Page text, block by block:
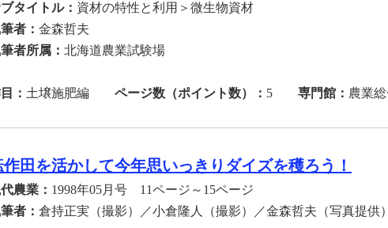
タイトル： 資材の特性と利用＞微生物資材
者： 金森哲夫
者所属： 北海道農業試験場
： 土壌施肥編 ページ数（ポイント数）： 5 専門館： 農業
作田を活かして今年思いっきりダイズを穫ろう！
農業： 1998年05月号 11ページ～15ページ
者： 倉持正実（撮影）／小倉隆人（撮影）／金森哲夫（写真提